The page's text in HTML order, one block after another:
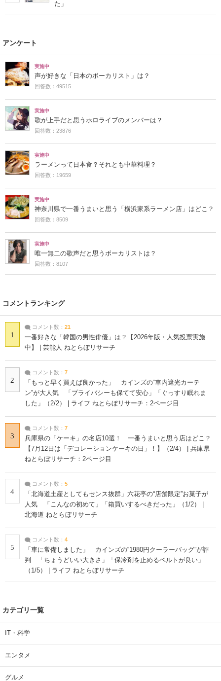
た」
アンケート
実施中
声が好きな「日本のボーカリスト」は？
回答数：49515
実施中
歌が上手だと思うホロライブのメンバーは？
回答数：23876
実施中
ラーメンって日本食？それとも中華料理？
回答数：19659
実施中
神奈川県で一番うまいと思う「横浜家系ラーメン店」はどこ？
回答数：8509
実施中
唯一無二の歌声だと思うボーカリストは？
回答数：8107
コメントランキング
1
コメント数： 21
一番好きな「韓国の男性俳優」は？【2026年版・人気投票実施
中】 | 芸能人 ねとらぼリサーチ
2
コメント数： 7
「もっと早く買えば良かった」 カインズの“車内遮光カーテ
ン”が大人気 「プライバシーも保てて安心」「ぐっすり眠れま
した」（2/2） | ライフ ねとらぼリサーチ：2ページ目
3
コメント数： 7
兵庫県の「ケーキ」の名店10選！ 一番うまいと思う店はどこ？
【7月12日は「デコレーションケーキの日」！】（2/4） | 兵庫県
ねとらぼリサーチ：2ページ目
4
コメント数： 5
「北海道土産としてもセンス抜群」六花亭の“店舗限定”お菓子が
人気 「こんなの初めて」「箱買いするべきだった」（1/2） |
北海道 ねとらぼリサーチ
5
コメント数： 4
「車に常備しました」 カインズの“1980円クーラーバッグ”が評
判 「ちょうどいい大きさ」「保冷剤を止めるベルトが良い」
（1/5） | ライフ ねとらぼリサーチ
カテゴリ一覧
IT・科学
エンタメ
グルメ